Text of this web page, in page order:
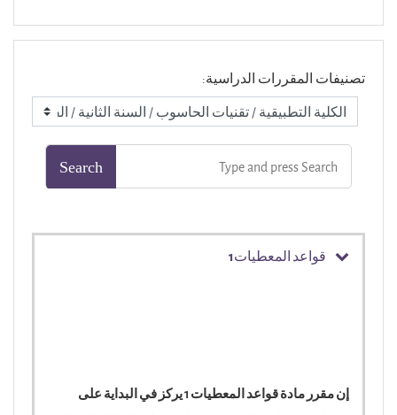
تصنيفات المقررات الدراسية:
قواعد المعطيات1
إن مقرر مادة قواعد المعطيات 1 يركز في البداية على